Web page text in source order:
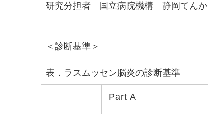
研究分担者 国立病院機構 静岡てん
＜診断基準＞
表．ラスムッセン脳炎の診断基準
Part A